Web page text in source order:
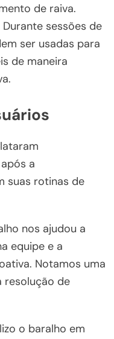
de raiva.
Durante sessões de
ser usadas para
de maneira
a
suas rotinas de
nos ajudou a
equipe e a
Notamos uma
resolução de
o baralho em